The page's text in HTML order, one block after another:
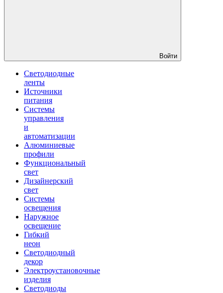
Войти
Светодиодные
ленты
Источники
питания
Системы
управления
и
автоматизации
Алюминиевые
профили
Функциональный
свет
Дизайнерский
свет
Системы
освещения
Наружное
освещение
Гибкий
неон
Светодиодный
декор
Электроустановочные
изделия
Светодиоды